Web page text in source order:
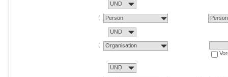
UND
Person Person
UND
Organisation
UND